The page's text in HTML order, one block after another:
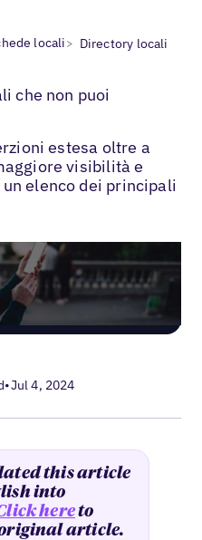
locali> Directory locali
che non puoi
estesa oltre a
visibilità e
elenco dei principali
•Jul 4, 2024
this article
into
hereto
article.